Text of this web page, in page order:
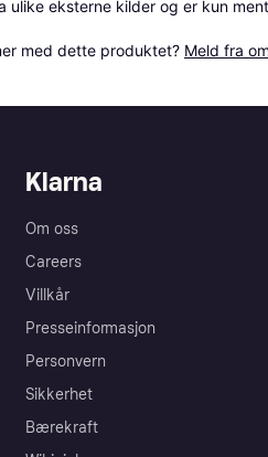
ulike eksterne kilder og er kun
med dette produktet? Meld fra
Klarna
Om oss
Careers
Villkår
Presseinformasjon
Personvern
Sikkerhet
Bærekraft